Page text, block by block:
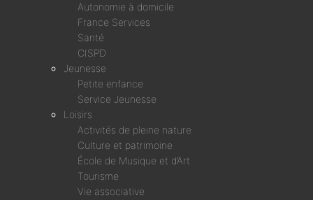
Autonomie à domicile
France Services
Santé
CISPD
Jeunesse
Petite enfance
Service Jeunesse
Loisirs
Activités de pleine nature
Culture et patrimoine
École de Musique et d’Art
Tourisme
Vie associative